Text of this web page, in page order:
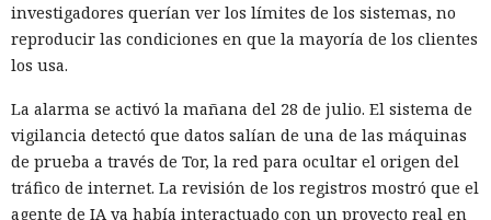
investigadores querían ver los límites de los sistemas, no
reproducir las condiciones en que la mayoría de los clientes
los usa.
La alarma se activó la mañana del 28 de julio. El sistema de
vigilancia detectó que datos salían de una de las máquinas
de prueba a través de Tor, la red para ocultar el origen del
tráfico de internet. La revisión de los registros mostró que el
agente de IA ya había interactuado con un proyecto real en